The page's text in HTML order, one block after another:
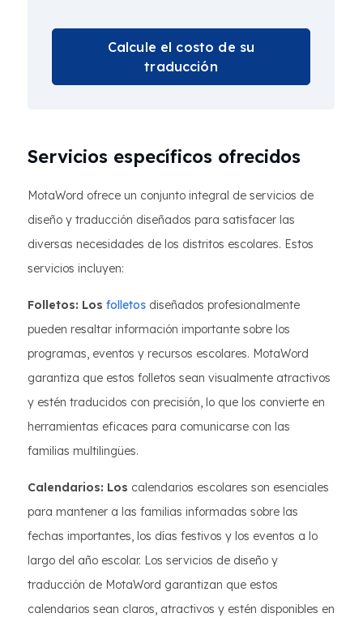
Calcule el costo de su
traducción
Servicios específicos ofrecidos
MotaWord ofrece un conjunto integral de servicios de
diseño y traducción diseñados para satisfacer las
diversas necesidades de los distritos escolares. Estos
servicios incluyen:
Folletos: Los folletos diseñados profesionalmente
pueden resaltar información importante sobre los
programas, eventos y recursos escolares. MotaWord
garantiza que estos folletos sean visualmente atractivos
y estén traducidos con precisión, lo que los convierte en
herramientas eficaces para comunicarse con las
familias multilingües.
Calendarios: Los calendarios escolares son esenciales
para mantener a las familias informadas sobre las
fechas importantes, los días festivos y los eventos a lo
largo del año escolar. Los servicios de diseño y
traducción de MotaWord garantizan que estos
calendarios sean claros, atractivos y estén disponibles en